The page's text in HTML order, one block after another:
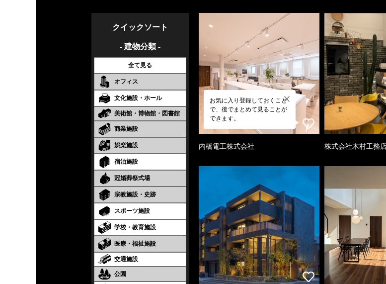
クイックソート
- 建物分類 -
全て見る
オフィス
文化施設・ホール
美術館・博物館・図書館
商業施設
娯楽施設
宿泊施設
冠婚葬祭式場
宗教施設・史跡
スポーツ施設
学校・教育施設
医療・福祉施設
交通施設
公園
お気に入り登録しておくこと
で、後でまとめて見ることが
できます。
内橋電工株式会社 株式会社木村工務